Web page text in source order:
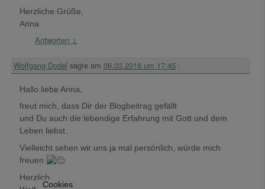
Herzliche Grüße,
Anna
Antworten ↓
Wolfgang Dodel sagte am 06.03.2018 um 17:45 :
Hallo liebe Anna,
freut mich, dass Dir der Blogbeitrag gefällt
und Du auch die lebendige Erfahrung mit Gott und dem
Leben liebst.
Vielleicht sehen wir uns ja mal persönlich, würde mich
freuen
Herzlich
Cookies